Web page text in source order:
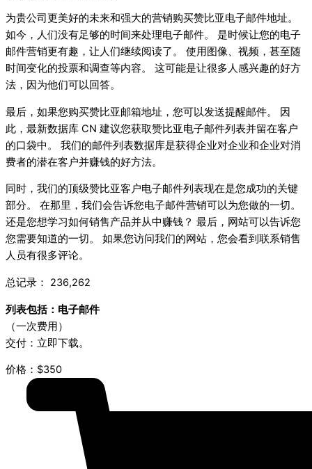
为贵公司更美好的未来和强大的营销购买赞比亚电子邮件地址。
如今，人们没有足够的时间来处理电子邮件。 是时候让您的电子
邮件营销更有趣，让人们继续阅读了。 使用图像、视频，甚至随
时间变化的投票和调查等内容。 这可能是让很多人感兴趣的好方
法，因为他们可以回答。
最后，如果您购买赞比亚邮箱地址，您可以发送提醒邮件。 因
此，最新数据库 CN 建议您获取赞比亚电子邮件列表并留在客户
的口袋中。 我们的邮件列表数据库是获得企业对企业和企业对消
费者的潜在客户并赚钱的好方法。
同时，我们的顶级赞比亚客户电子邮件列表现在是您成功的关键
部分。 在那里，我们会告诉您电子邮件营销可以为您做的一切。
还是您想学习如何销售产品并从中赚钱？ 最后，网站可以告诉您
您需要知道的一切。 如果您访问我们的网站，您会看到联系销售
人员有很多评论。
总记录： 236,262
列表包括：电子邮件
（一次费用）
交付：立即下载。
价格：$350